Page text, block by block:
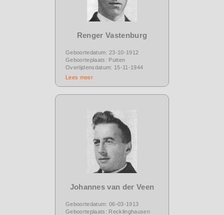
Renger Vastenburg
Geboortedatum: 23-10-1912
Geboorteplaats: Putten
Overlijdensdatum: 15-11-1944
Lees meer
Johannes van der Veen
Geboortedatum: 06-03-1913
Geboorteplaats: Recklinghausen